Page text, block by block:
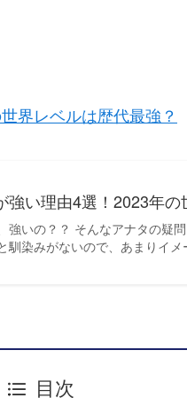
界レベルは歴代最強？
強い理由4選！2023年の
強いの？？ そんなアナタの疑
馴染みがないので、あまりイ
目次